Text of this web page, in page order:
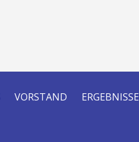
VORSTAND ERGEBNISSE